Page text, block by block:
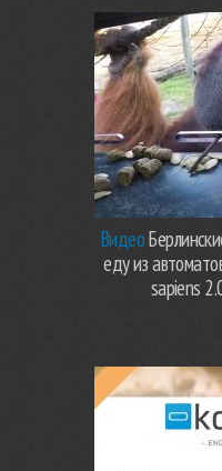
Видео
еду из
sapiens